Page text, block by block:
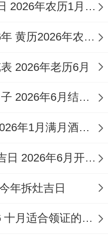
妇、犯太岁者
鸡者）不可率先入
。
缸与锅具需满盛而
，以免损坏新生气
燃檀香净化室内;并
选择与宅主生辰相
2026年农历1月入宅吉日 2026年农历1月入宅最好的日子
农历九月黄道吉日2026年 黄历2026年农历九月黄道吉日查询
2026年老历6月
2026年六月份结婚好日子 2026年6月结婚好吗
2026一月满月酒吉日 2026年1月满月酒吉日
2026年6月开业的黄道吉日 2026年6月开业黄道吉日查询
年拆灶吉日
十月份宜领证黄历2026 十月适合领证的好日子2026年